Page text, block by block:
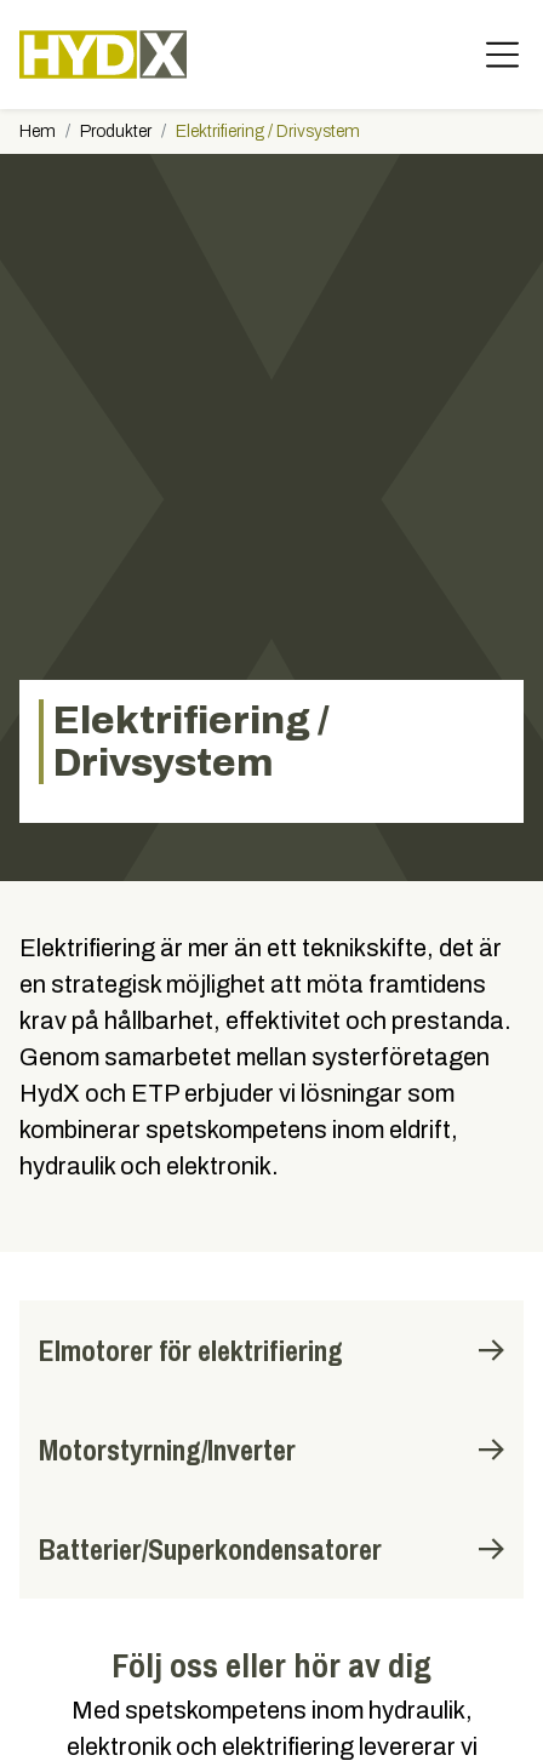
Hem Produkter Elektrifiering / Drivsystem
Elektrifiering /
Drivsystem
Elektrifiering är mer än ett teknikskifte, det är
en strategisk möjlighet att möta framtidens
krav på hållbarhet, effektivitet och prestanda.
Genom samarbetet mellan systerföretagen
HydX och ETP erbjuder vi lösningar som
kombinerar spetskompetens inom eldrift,
hydraulik och elektronik.
Elmotorer för elektrifiering
Motorstyrning/Inverter
Batterier/Superkondensatorer
Följ oss eller hör av dig
Med spetskompetens inom hydraulik,
elektronik och elektrifiering levererar vi